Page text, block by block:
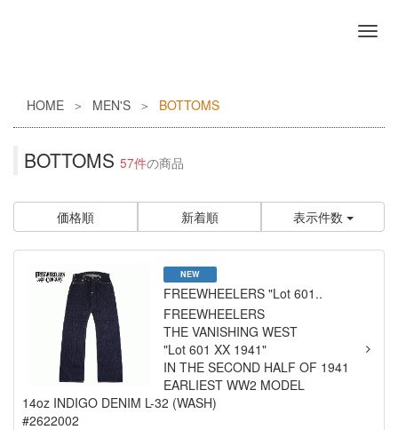
HOME MEN'S BOTTOMS
BOTTOMS 57件の商品
価格順 新着順 表示件数
NEW
FREEWHEELERS "Lot 601..
FREEWHEELERS
THE VANISHING WEST
"Lot 601 XX 1941"
IN THE SECOND HALF OF 1941
EARLIEST WW2 MODEL
14oz INDIGO DENIM L-32 (WASH)
#2622002